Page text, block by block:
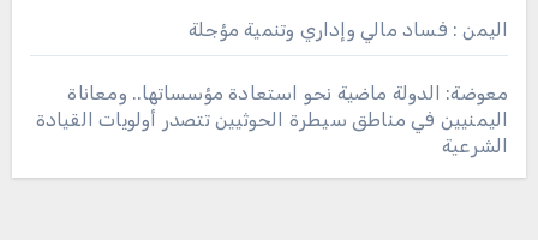
اليمن : فساد مالي وإداري وتنمية مؤجلة
معوضة: الدولة ماضية نحو استعادة مؤسساتها.. ومعاناة
اليمنيين في مناطق سيطرة الحوثيين تتصدر أولويات القيادة
الشرعية